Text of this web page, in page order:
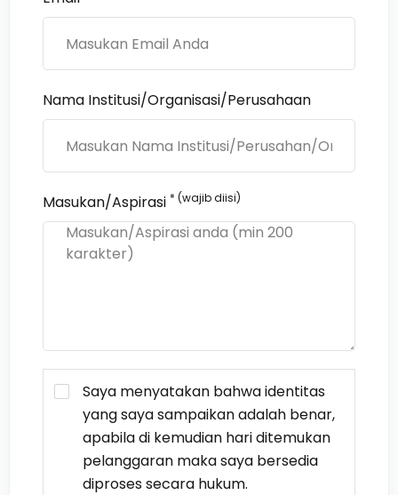
Nama Institusi/Organisasi/Perusahaan
Masukan/Aspirasi * (wajib diisi)
Saya menyatakan bahwa identitas
yang saya sampaikan adalah benar,
apabila di kemudian hari ditemukan
pelanggaran maka saya bersedia
diproses secara hukum.